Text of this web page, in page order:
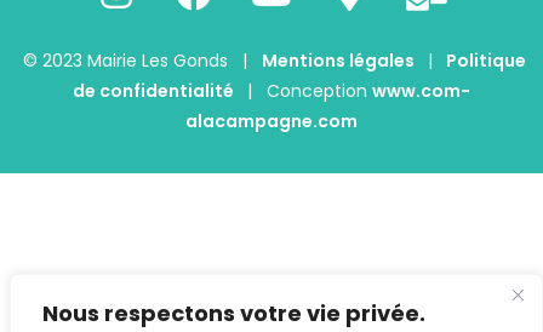
Nous respectons votre vie privée.
© 2023 Mairie Les Gonds | Mentions légales |
Politique
de confidentialité
| Conception www.com-
alacampagne.com